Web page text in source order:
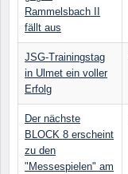
Rammelsbach II
fällt aus
JSG-Trainingstag
in Ulmet ein voller
Erfolg
Der nächste
BLOCK 8 erscheint
zu den
"Messespielen" am